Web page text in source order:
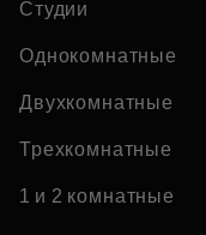
Студии
Однокомнатные
Двухкомнатные
Трехкомнатные
1 и 2 комнатные